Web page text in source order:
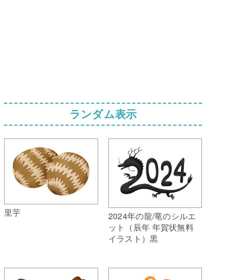
ランダム表示
里芋
2024年の龍/竜のシルエ
ット（辰年 年賀状無料
イラスト）黒